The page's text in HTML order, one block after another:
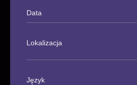
Data
Lokalizacja
Język